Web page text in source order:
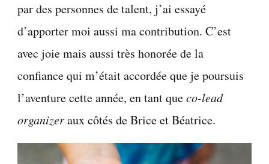
par des personnes de talent, j’ai essayé
d’apporter moi aussi ma contribution. C’est
avec joie mais aussi très honorée de la
confiance qui m’était accordée que je poursuis
l’aventure cette année, en tant queco-lead
organizeraux côtés de Brice et Béatrice.